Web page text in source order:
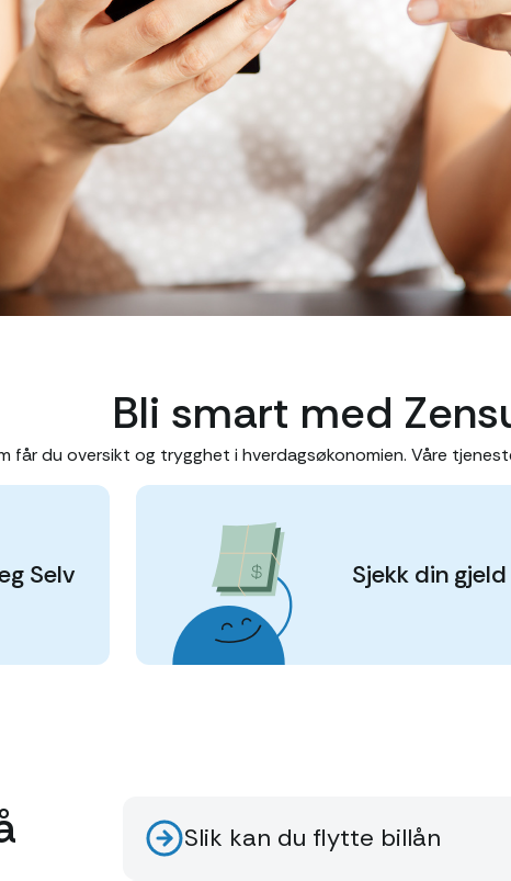
Bli smart med
får du oversikt og trygghet i hverdagsøkonomien. Våre
Selv Sjekk din gjeld
Slik kan du flytte billån